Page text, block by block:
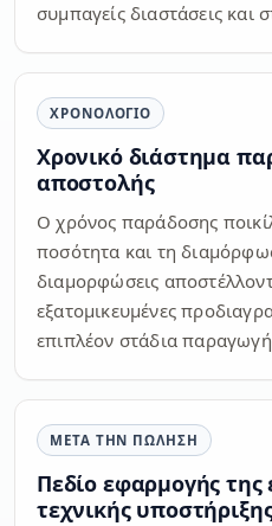
συμπαγείς διαστάσεις και
ΧΡΟΝΟΛΌΓΙΟ
Χρονικό διάστημα
αποστολής
Ο χρόνος παράδοσης
ποσότητα και τη
διαμορφώσεις
εξατομικευμένες
επιπλέον στάδια
ΜΕΤΆ ΤΗΝ ΠΏΛΗΣΗ
Πεδίο εφαρμογής της
τεχνικής